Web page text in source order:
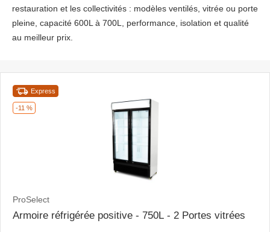
restauration et les collectivités : modèles ventilés, vitrée ou porte
pleine, capacité 600L à 700L, performance, isolation et qualité
au meilleur prix.
-11 %
Express
ProSelect
Armoire réfrigérée positive - 750L - 2 Portes vitrées